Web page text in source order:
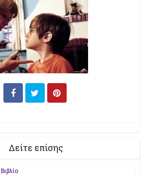
Δείτε επίσης
Βιβλίο